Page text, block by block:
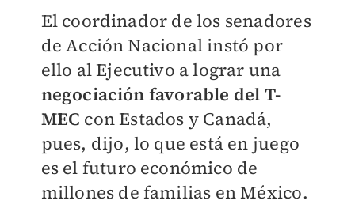
El coordinador de los senadores
de Acción Nacional instó por
ello al Ejecutivo a lograr una
negociación favorable del T-
MEC con Estados y Canadá,
pues, dijo, lo que está en juego
es el futuro económico de
millones de familias en México.